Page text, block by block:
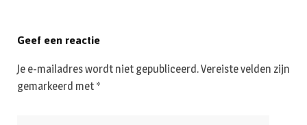
Geef een reactie
Je e-mailadres wordt niet gepubliceerd.Vereiste velden zijn
gemarkeerd met *